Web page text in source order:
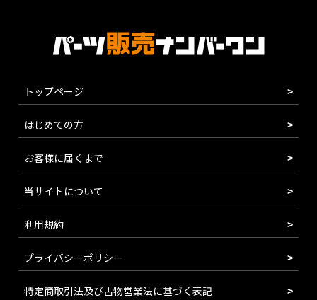
トップページ
はじめての方
お客様に届くまで
当サイトについて
利用規約
プライバシーポリシー
特定商取引法及び古物営業法に基づく表記